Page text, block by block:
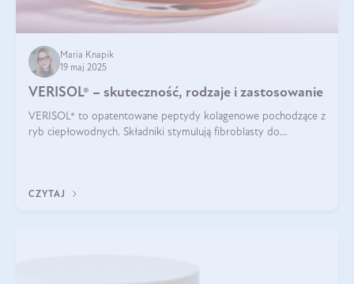
Maria Knapik
19 maj 2025
VERISOL® – skuteczność, rodzaje i zastosowanie
VERISOL® to opatentowane peptydy kolagenowe pochodzące z
ryb ciepłowodnych. Składniki stymulują fibroblasty do
CZYTAJ